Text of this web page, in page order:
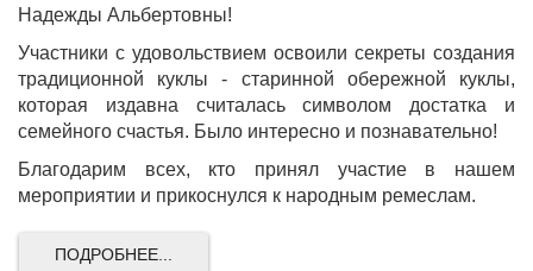
Надежды Альбертовны!
Участники с удовольствием освоили секреты создания
традиционной куклы - старинной обережной куклы,
которая издавна считалась символом достатка и
семейного счастья. Было интересно и познавательно!
Благодарим всех, кто принял участие в нашем
мероприятии и прикоснулся к народным ремеслам.
ПОДРОБНЕЕ...